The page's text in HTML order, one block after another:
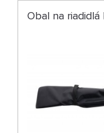
Obal na